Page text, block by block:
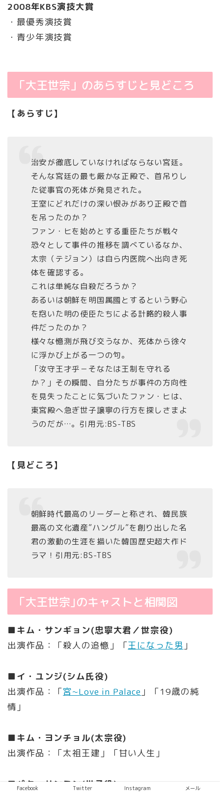
2008年KBS演技大賞
・最優秀演技賞
・青少年演技賞
「大王世宗」のあらすじと見どころ
【あらすじ】
治安が徹底していなければならない宮廷。
そんな宮廷の最も厳かな正殿で、首吊りし
た従事官の死体が発見された。
王室にどれだけの深い恨みがあり正殿で首
を吊ったのか？
ファン・ヒを始めとする重臣たちが戦々
恐々として事件の推移を調べているなか、
太宗（テジョン）は自ら内医院へ出向き死
体を確認する。
これは単純な自殺だろうか？
あるいは朝鮮を明国属國とするという野心
を抱いた明の使臣たちによる計略的殺人事
件だったのか？
様々な憶測が飛び交うなか、死体から徐々
に浮かび上がる一つの句。
「汝守王才乎－そなたは王制を守れる
か？」その瞬間、自分たちが事件の方向性
を見失ったことに気づいたファン・ヒは、
東宮殿へ急ぎ世子譲寧の行方を探しさまよ
うのだが…。引用元:BS-TBS
【見どころ】
朝鮮時代最高のリーダーと称され、韓民族
最高の文化遺産”ハングル”を創り出した名
君の激動の生涯を描いた韓国歴史超大作ド
ラマ！引用元:BS-TBS
「大王世宗｣のキャストと相関図
■キム・サンギョン(忠寧大君／世宗役)
出演作品：「殺人の追憶」「王になった男 ｣
■イ・ユンジ(シム氏役)
出演作品：「宮~Love in Palace 」「19歳の純
情｣
■キム・ヨンチョル(太宗役)
出演作品：「太祖王建」「甘い人生｣
■パク・サンミン(世子役)
Facebook Twitter Instagram メール